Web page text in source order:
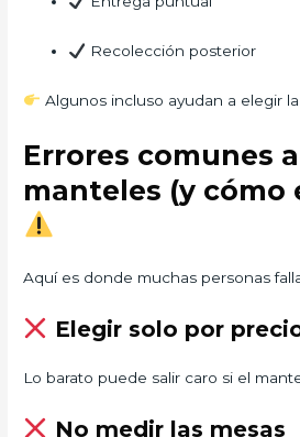
Recolección posterior
Algunos incluso ayudan a elegir
Errores comunes
manteles (y cómo
Aquí es donde muchas personas
Elegir solo por
Lo barato puede salir caro si el
No medir las mesas